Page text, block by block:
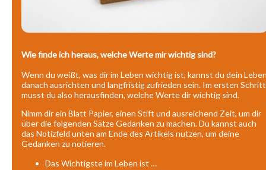
Wie finde ich heraus, welche Werte mir wichtig sind?
Wenn du weißt, was dir im Leben wichtig ist, kannst du dein
danach ausrichten und langfristig zufrieden sein. Im ersten Schritt
musst du also herausfinden, welche Werte dir wichtig sind.
Nimm dir ein Blatt Papier, einen Stift und ausreichend Zeit, um dir
über die folgenden Sätze Gedanken zu machen. Du kannst auch
das Notizfeld unten am Ende des Artikels nutzen, um deine
Gedanken zu notieren.
Das Wichtigste im Leben ist …